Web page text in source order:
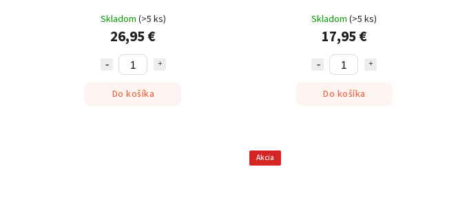
Skladom (>5 ks)
26,95 €
Do košíka
Skladom(>5 ks)
17,95 €
Do košíka
Akcia